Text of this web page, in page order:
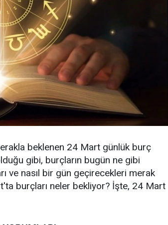
beklenen 24 Mart günlük burç
gibi, burçların bugün ne gibi
ve nasıl bir gün geçirecekleri merak
burçları neler bekliyor? İşte, 24 Mart